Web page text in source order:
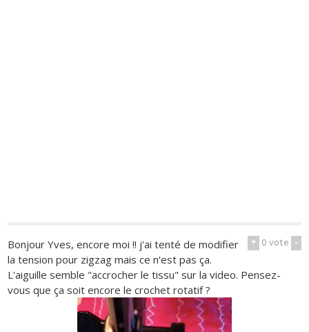
+ 0vote -
Bonjour Yves, encore moi !! j'ai tenté de modifier
la tension pour zigzag mais ce n'est pas ça.
L'aiguille semble "accrocher le tissu" sur la video. Pensez-
vous que ça soit encore le crochet rotatif ?